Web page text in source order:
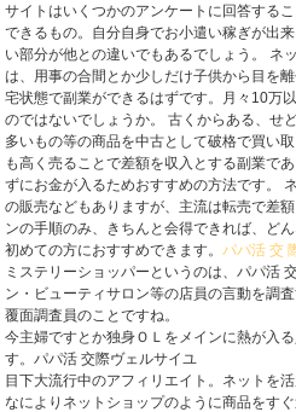
サイトはいくつかのアンケートに回答する
できるもの。自分自身でお小遣い稼ぎが出
い部分が他との違いでもあるでしょう。 ネ
は、用事の合間とか少しだけ子供から目を
宅状態で副業ができるはずです。月々10万
のではないでしょうか。 古くからある、せ
多いもの等の商品を中古として破格で買い
も高く売ることで差額を収入とする副業で
ずにお金が入るためおすすめの方法です。
の販売などもありますが、主流は転売で差
ンの手順のみ、きちんと会得できれば、ど
初めての方におすすめできます。パパ活 交
ミステリーショッパーというのは、パパ活
ン・ビューティサロン等の店員の言動を調
覆面調査員のことですね。
今主婦ですとか独身ＯＬをメインに熱が入
す。パパ活 交際ヴェルサイユ
目下大流行中のアフィリエイト。ネットを
なによりネットショップのように商品をす